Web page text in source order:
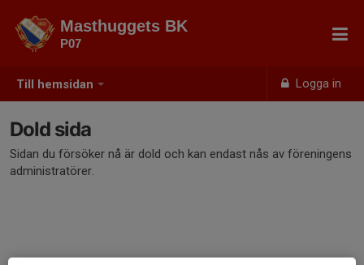
Till hemsidan Logga in
Masthuggets BK
P07
Dold sida
Sidan du försöker nå är dold och kan endast nås av föreningens
administratörer.